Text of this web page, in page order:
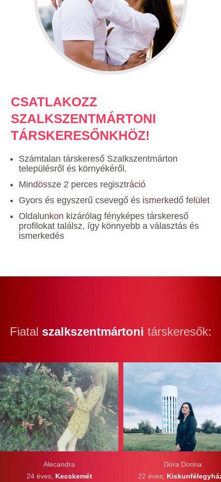
CSATLAKOZZ
SZALKSZENTMÁRTONI
TÁRSKERESŐNKHÖZ!
Számtalan társkereső Szalkszentmárton
településről és környékéről.
Mindössze 2 perces regisztráció
Gyors és egyszerű csevegő és ismerkedő felület
Oldalunkon kizárólag fényképes társkereső
profilokat találsz, így könnyebb a választás és
ismerkedés
Fiatal szalkszentmártoni társkeresők:
Alecandra
24 éves, Kecskemét
Dóra Dorina
22 éves,